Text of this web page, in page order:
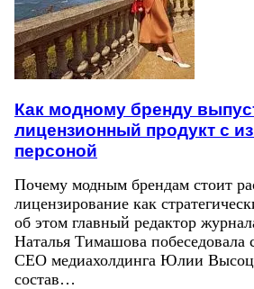
Как модному бренду
лицензионный продукт с
персоной
Почему модным брендам стоит
лицензирование как
об этом главный редактор
Наталья Тимашова побеседовала
СЕО медиахолдинга Юлии
состав…